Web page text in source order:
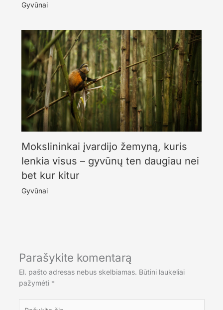
Gyvūnai
Mokslininkai įvardijo žemyną, kuris
lenkia visus – gyvūnų ten daugiau nei
bet kur kitur
Gyvūnai
Parašykite komentarą
El. pašto adresas nebus skelbiamas. Būtini laukeliai
pažymėti *